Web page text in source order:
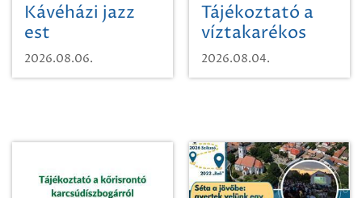
Kávéházi jazz
est
2026.08.06.
Tájékoztató a
víztakarékos
vízhasználatról
2026.08.04.